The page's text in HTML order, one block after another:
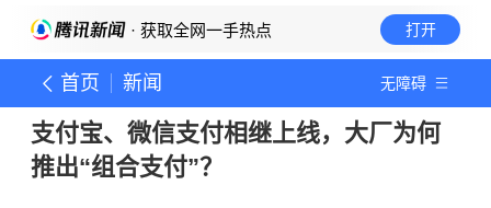
· 获取全网一手热点 打开
首页 新闻 无障碍
支付宝、微信支付相继上线，大厂为何
推出“组合支付”？